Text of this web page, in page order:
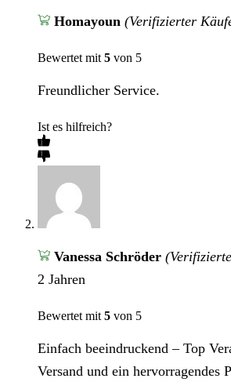
Homayoun (Verifizierter
Bewertet mit 5 von 5
Freundlicher Service.
Ist es hilfreich?
Vanessa Schröder
2 Jahren
Bewertet mit 5 von 5
Einfach beeindruckend – Top
Versand und ein hervorragendes